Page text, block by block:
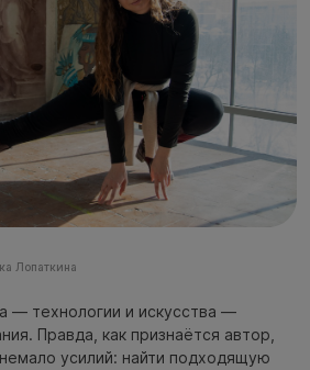
Лопаткина
— технологии и искусства —
Правда, как признаётся автор,
усилий: найти подходящую